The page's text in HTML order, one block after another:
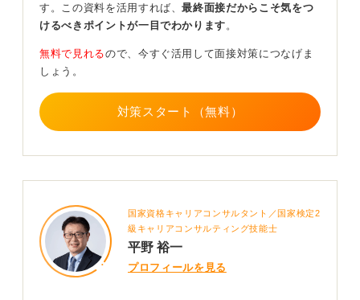
結果はどうあれ、これまでの努力が消えることはありま
どっしりと構えて、次の連絡を待ちましょう。
す。この資料を活用すれば、最終面接だからこそ気をつ
けるべきポイントが一目でわかります 。
無料で見れるので、今すぐ活用して面接対策につなげま
しょう。
対策スタート（無料）
国家資格キャリアコンサルタント／国家検定2
級キャリアコンサルティング技能士
平野 裕一
プロフィールを見る